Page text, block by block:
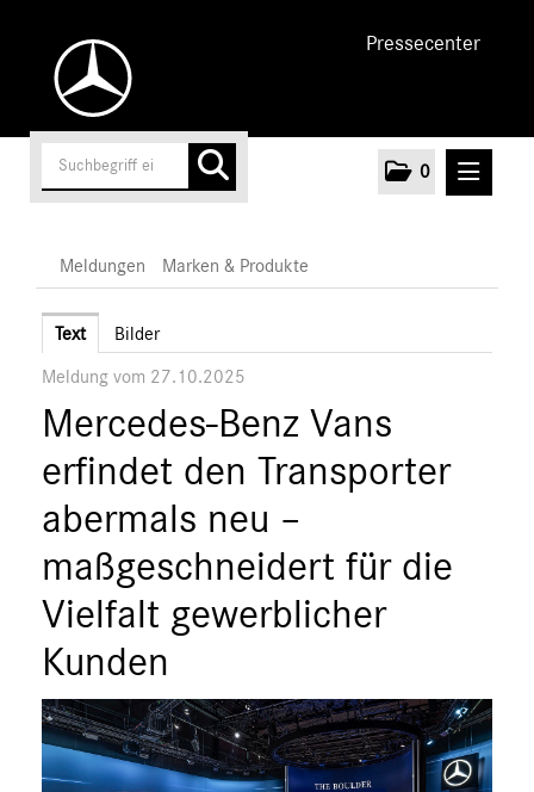
Pressecenter
0
Unternehmen
Cars
Vans
Marken & Produkte
MEDIA
ÜBER UNS
ANSPRECHPARTNER
Meldungen Marken & Produkte
Text Bilder
Meldung vom 27.10.2025
Mercedes-Benz Vans
erfindet den Transporter
abermals neu –
maßgeschneidert für die
Vielfalt gewerblicher
Kunden